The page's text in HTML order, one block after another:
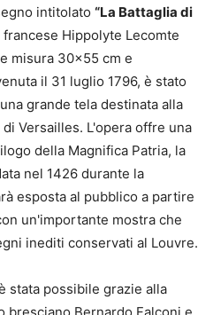
intitolato “La Battaglia di
Hippolyte Lecomte
misura 30×55 cm e
il 31 luglio 1796, è stato
grande tela destinata alla
Versailles. L'opera offre una
della Magnifica Patria, la
nel 1426 durante la
esposta al pubblico a partire
un'importante mostra che
inediti conservati al Louvre.
stata possibile grazie alla